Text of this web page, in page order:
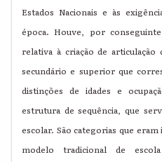
Estados Nacionais e às
época. Houve, por
relativa à criação de
secundário e superior que
distinções de idades e
estrutura de sequência, que
escolar. São categorias que
modelo tradicional de